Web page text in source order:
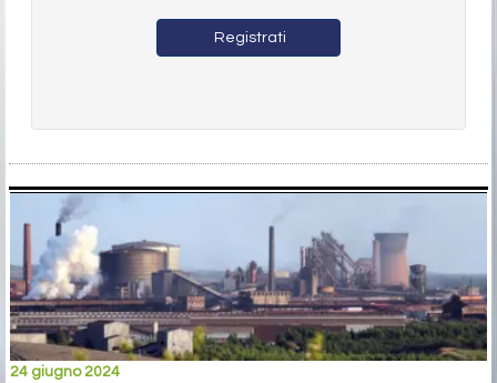
Registrati
24 giugno 2024